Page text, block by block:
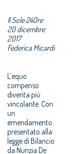
Il Sole 24Ore
20 dicembre
2017
Federica Micardi
L’equo
compenso
diventa più
vincolante. Con
un
emendamento
presentato alla
legge di Bilancio
da Nunzia De